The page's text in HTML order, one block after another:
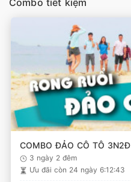
Combo tiết kiệm
COMBO ĐẢO CÔ TÔ 3N2Đ
3 ngày 2 đêm
Ưu đãi còn 24 ngày 6:12:43